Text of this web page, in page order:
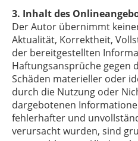
3. Inhalt des
Der Autor übernimmt
Aktualität, Korrektheit,
der bereitgestellten
Haftungsansprüche gegen
Schäden materieller oder
durch die Nutzung oder
dargebotenen
fehlerhafter und
verursacht wurden, sind